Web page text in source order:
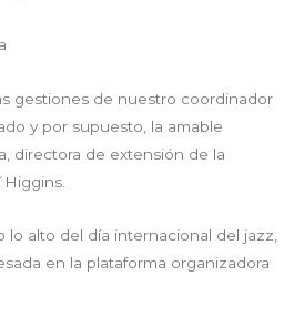
gestiones de nuestro coordinador
y por supuesto, la amable
directora de extensión de la
lo alto del día internacional del jazz,
en la plataforma organizadora